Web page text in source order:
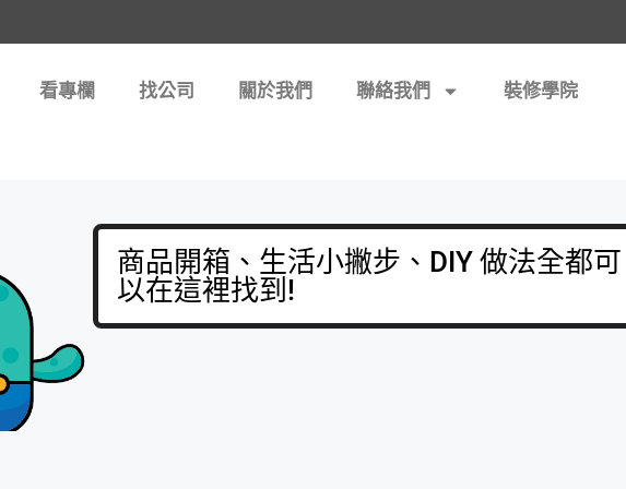
看專欄 找公司 關於我們 聯絡我們 裝修學院
商品開箱、生活小撇步、DIY 做法全都可
以在這裡找到!